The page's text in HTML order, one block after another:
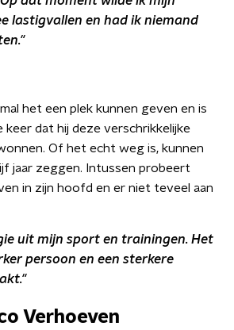
lastigvallen en had ik niemand
het een plek kunnen geven en is
keer dat hij deze verschrikkelijke
Of het echt weg is, kunnen
jaar zeggen. Intussen probeert
in zijn hoofd en er niet teveel aan
uit mijn sport en trainingen. Het
persoon en een sterkere
Verhoeven